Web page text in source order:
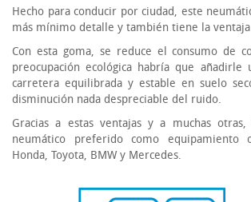
Hecho para conducir por ciudad, este
más mínimo detalle y también tiene la
Con esta goma, se reduce el consumo de
preocupación ecológica habría que añadirle
carretera equilibrada y estable en suelo
disminución nada despreciable del ruido.
Gracias a estas ventajas y a muchas otras,
neumático preferido como equipamiento
Honda, Toyota, BMW y Mercedes.